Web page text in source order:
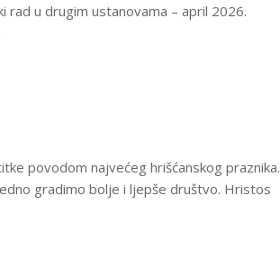
rad u drugim ustanovama – april 2026.
povodom najvećeg hrišćanskog praznika.
gradimo bolje i ljepše društvo. Hristos